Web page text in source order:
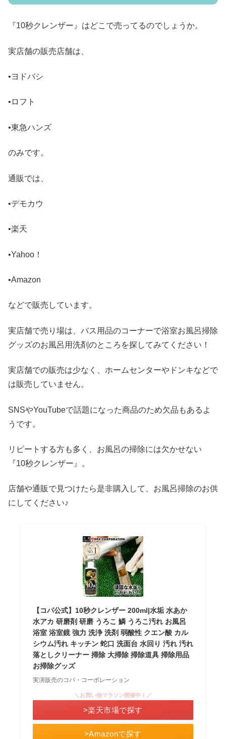
『10秒クレンザー』はどこで売ってるのでしょうか。
実店舗の販売店舗は、
•ヨドバシ
•ロフト
•東急ハンズ
のみです。
通販では、
•デモカウ
•楽天
•Yahoo！
•Amazon
などで販売しています。
実店舗で売り場は、バス用品のコーナーで浴室お風呂掃除
グッズのお風呂用洗剤のところを探してみてください！
実店舗での販売は少なく、ホームセンターやドンキなどで
は販売していません。
SNSやYouTubeで話題になった商品のため欠品もあるよ
うです。
リピートする方も多く、お風呂の掃除には欠かせない
『10秒クレンザー』。
店舗や通販で見つけたら是非購入して、お風呂掃除のお供
にしてください♪
【コパ公式】10秒クレンザー 200ml|水垢 水あか
水アカ 研磨剤 研磨 うろこ 鱗 うろこ汚れ お風呂
浴室 浴室鏡 強力 洗浄 洗剤 弱酸性 クエン酸 カル
シウム汚れ キッチン 蛇口 洗面台 水回り 汚れ 汚れ
落としクリーナー 掃除 大掃除 掃除道具 掃除用品
お掃除グッズ
実演販売のコパ・コーポレーション
>Amazonで探す
＼お買い物マラソン開催中！／
>楽天市場で探す